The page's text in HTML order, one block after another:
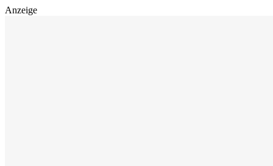
Anzeige